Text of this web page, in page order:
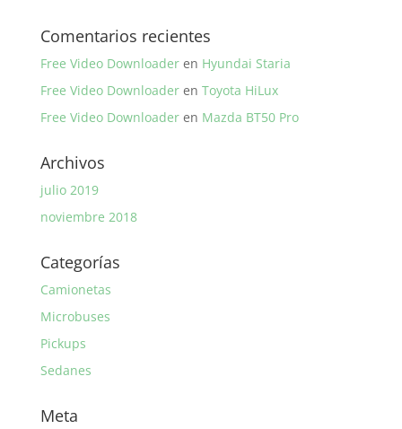
Comentarios recientes
Free Video Downloaderen Hyundai Staria
Free Video Downloaderen Toyota HiLux
Free Video Downloaderen Mazda BT50 Pro
Archivos
julio 2019
noviembre 2018
Categorías
Camionetas
Microbuses
Pickups
Sedanes
Meta